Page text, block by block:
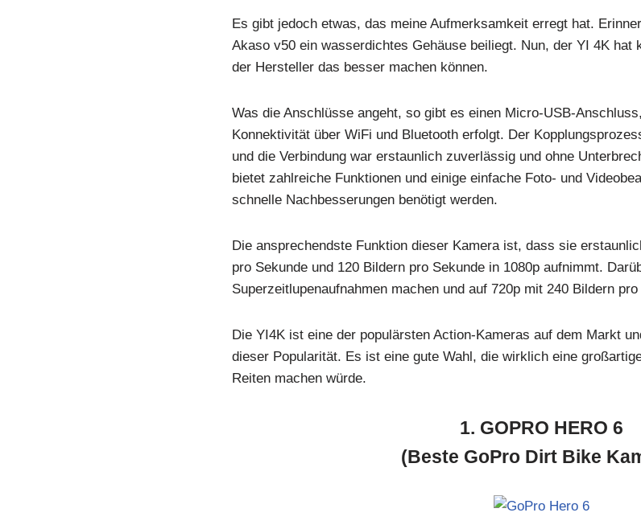
Es gibt jedoch etwas, das meine Aufmerksamkeit erregt hat.
Akaso v50 ein wasserdichtes Gehäuse beiliegt. Nun, der YI 4K hat
der Hersteller das besser machen können.
Was die Anschlüsse angeht, so gibt es einen Micro-USB-
Konnektivität über WiFi und Bluetooth erfolgt. Der
und die Verbindung war erstaunlich zuverlässig und ohne
bietet zahlreiche Funktionen und einige einfache Foto- und
schnelle Nachbesserungen benötigt werden.
Die ansprechendste Funktion dieser Kamera ist, dass sie
pro Sekunde und 120 Bildern pro Sekunde in 1080p aufnimmt.
Superzeitlupenaufnahmen machen und auf 720p mit 240 Bildern
Die YI4K ist eine der populärsten Action-Kameras auf dem Markt
dieser Popularität. Es ist eine gute Wahl, die wirklich eine
Reiten machen würde.
1. GOPRO HERO 6
(Beste GoPro Dirt Bike